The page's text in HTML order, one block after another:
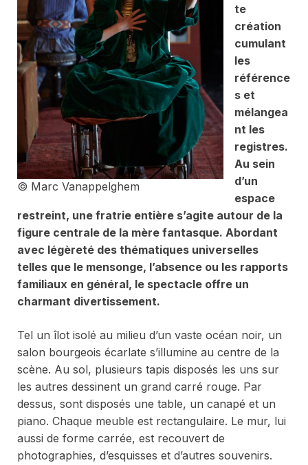
© Marc Vanappelghem
te
création
cumulant
les
référence
s et
mélangea
nt les
registres.
Au sein
d’un
espace
restreint, une fratrie entière s’agite autour de la
figure centrale de la mère fantasque. Abordant
avec légèreté des thématiques universelles
telles que le mensonge, l’absence ou les rapports
familiaux en général, le spectacle offre un
charmant divertissement.
Tel un îlot isolé au milieu d’un vaste océan noir, un
salon bourgeois écarlate s’illumine au centre de la
scène. Au sol, plusieurs tapis disposés les uns sur
les autres dessinent un grand carré rouge. Par
dessus, sont disposés une table, un canapé et un
piano. Chaque meuble est rectangulaire. Le mur, lui
aussi de forme carrée, est recouvert de
photographies, d’esquisses et d’autres souvenirs.